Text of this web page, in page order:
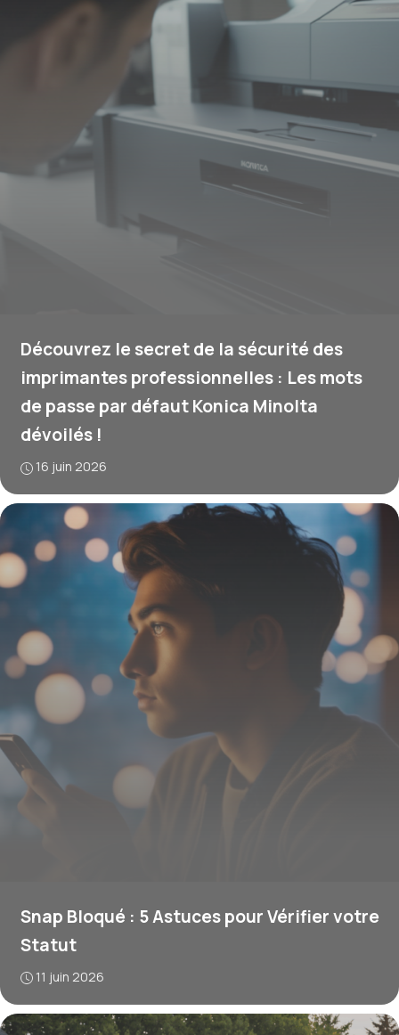
Découvrez le secret de la sécurité des
imprimantes professionnelles : Les mots
de passe par défaut Konica Minolta
dévoilés !
16 juin 2026
Snap Bloqué : 5 Astuces pour Vérifier votre
Statut
11 juin 2026